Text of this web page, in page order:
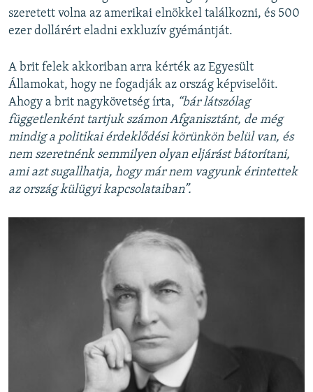
szeretett volna az amerikai elnökkel találkozni, és 500
ezer dollárért eladni exkluzív gyémántját.
A brit felek akkoriban arra kérték az Egyesült
Államokat, hogy ne fogadják az ország képviselőit.
Ahogy a brit nagykövetség írta, “bár látszólag
függetlenként tartjuk számon Afganisztánt, de még
mindig a politikai érdeklődési körünkön belül van, és
nem szeretnénk semmilyen olyan eljárást bátorítani,
ami azt sugallhatja, hogy már nem vagyunk érintettek
az ország külügyi kapcsolataiban”.